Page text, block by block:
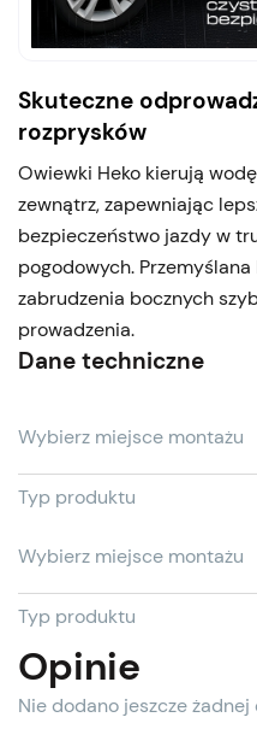
Skuteczne
rozprysków
Owiewki Heko kierują
zewnątrz, zapewniając
bezpieczeństwo jazdy w
pogodowych.
zabrudzenia bocznych
prowadzenia.
Dane techniczne
Wybierz miejsce montażu
Typ produktu
Wybierz miejsce montażu
Typ produktu
Opinie
Nie dodano jeszcze żadnej